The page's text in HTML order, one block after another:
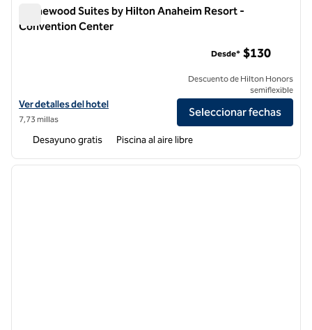
Homewood Suites by Hilton Anaheim Resort -
Convention Center
Ver detalles del hotel Homewood Suites by Hilton Anaheim Resort -
Ver detalles del hotel
7,73 millas
Desde* $130
Descuento de Hilton Honors
semiflexible
Seleccionar fechas
Desayuno gratis Piscina al aire libre
1 de 12